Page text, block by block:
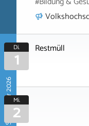
September 2026
Di.
1 Restmüll
Mi.
2